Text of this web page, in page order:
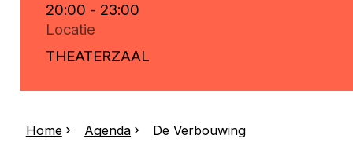
Home Agenda De Verbouwing
20:00 - 23:00
Locatie
THEATERZAAL